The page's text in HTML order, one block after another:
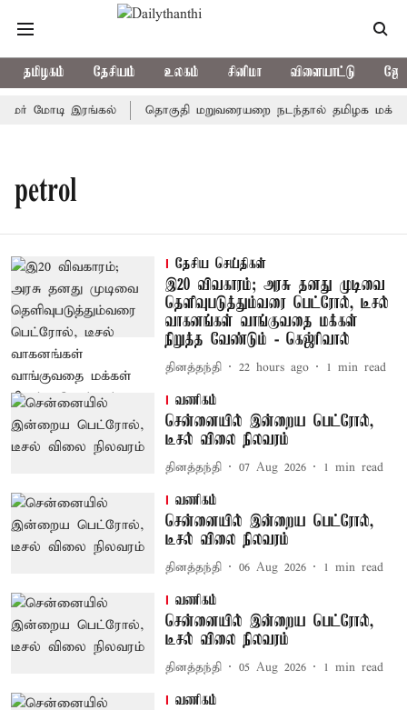
தமிழகம் தேசியம் உலகம் சினிமா விளையாட்டு
மோடி இரங்கல் தொகுதி மறுவரையறை நடந்தால் தமிழக
petrol
தேசிய செய்திகள்
இ20 விவகாரம்; அரசு தனது முடிவை
தெளிவுபடுத்தும்வரை பெட்ரோல், டீசல்
வாகனங்கள் வாங்குவதை மக்கள்
நிறுத்த வேண்டும் - கெஜ்ரிவால்
தினத்தந்தி 22 hours ago 1 min read
வணிகம்
சென்னையில் இன்றைய பெட்ரோல்,
டீசல் விலை நிலவரம்
தினத்தந்தி 07 Aug 2026 1 min read
வணிகம்
சென்னையில் இன்றைய பெட்ரோல்,
டீசல் விலை நிலவரம்
தினத்தந்தி 06 Aug 2026 1 min read
வணிகம்
சென்னையில் இன்றைய பெட்ரோல்,
டீசல் விலை நிலவரம்
தினத்தந்தி 05 Aug 2026 1 min read
வணிகம்